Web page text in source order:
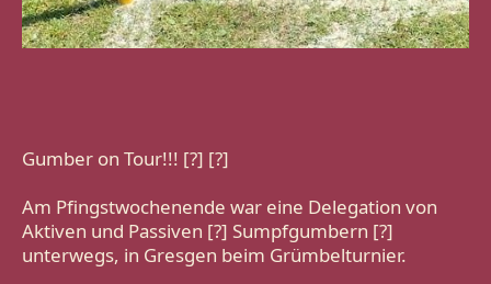
Gumber on Tour!!! [?] [?]
Am Pfingstwochenende war eine Delegation von
Aktiven und Passiven [?] Sumpfgumbern [?]
unterwegs, in Gresgen beim Grümbelturnier.